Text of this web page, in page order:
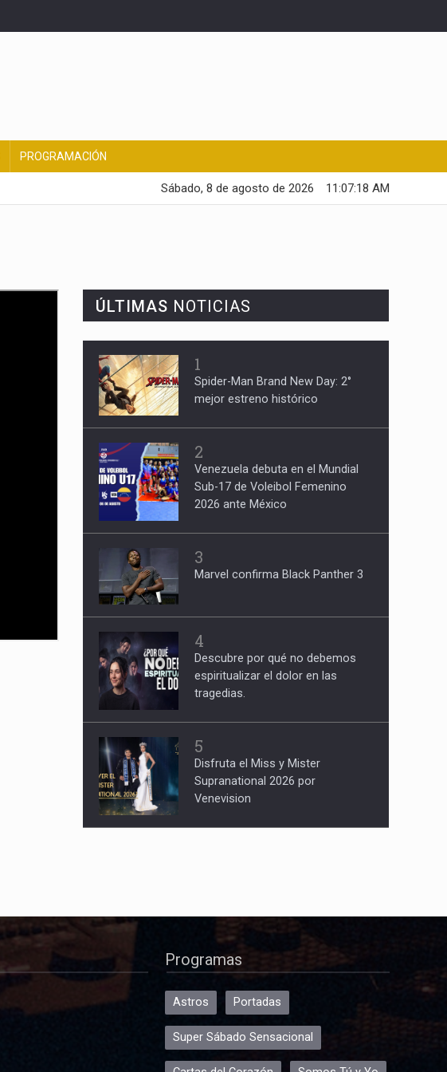
PROGRAMACIÓN
11:07:18 AM
Sábado, 8 de agosto de 2026
ÚLTIMAS NOTICIAS
1
Spider-Man Brand New Day: 2°
mejor estreno histórico
2
Venezuela debuta en el Mundial
Sub-17 de Voleibol Femenino
2026 ante México
3
Marvel confirma Black Panther 3
4
Descubre por qué no debemos
espiritualizar el dolor en las
tragedias.
5
Disfruta el Miss y Mister
Supranational 2026 por
Venevision
Programas
Astros Portadas
Super Sábado Sensacional